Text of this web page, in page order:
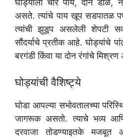
घोड्याला चार पाय, दोन
असते. त्यांचे पाय खूप सडपातळ
त्यांची झुडूप असलेली शेपटी
सौंदर्याचे प्रतीक आहे. घोड्यांचे
बरगंडी किंवा या दोन रंगांचे
घोड्यांची वैशिष्ट्ये
घोडा आपल्या सभोवतालच्या
जागरूक असतो. त्याचे भव्य
दरवाजा तोडण्याइतके मजबूत